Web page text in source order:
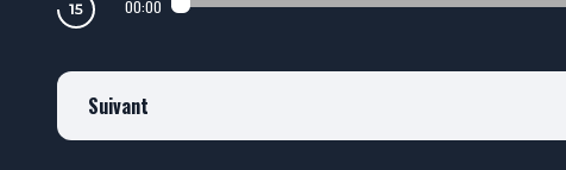
00:00
Suivant